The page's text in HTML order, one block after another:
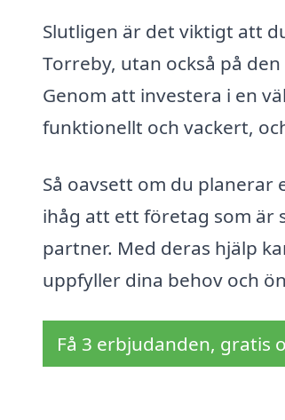
Slutligen är det viktigt att
Torreby, utan också på
Genom att investera i en
funktionellt och vackert,
Så oavsett om du
ihåg att ett företag som är
partner. Med deras hjälp
uppfyller dina behov och
Få 3 erbjudanden, gratis